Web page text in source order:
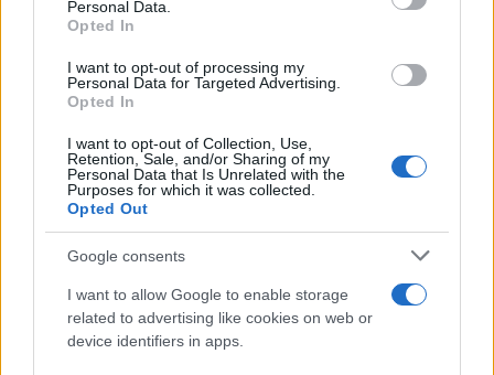
Personal Data.
Opted In
I want to opt-out of processing my
Personal Data for Targeted Advertising.
Opted In
I want to opt-out of Collection, Use,
Retention, Sale, and/or Sharing of my
Personal Data that Is Unrelated with the
Purposes for which it was collected.
Opted Out
Google consents
I want to allow Google to enable storage
related to advertising like cookies on web or
device identifiers in apps.
FLASH FOCUS